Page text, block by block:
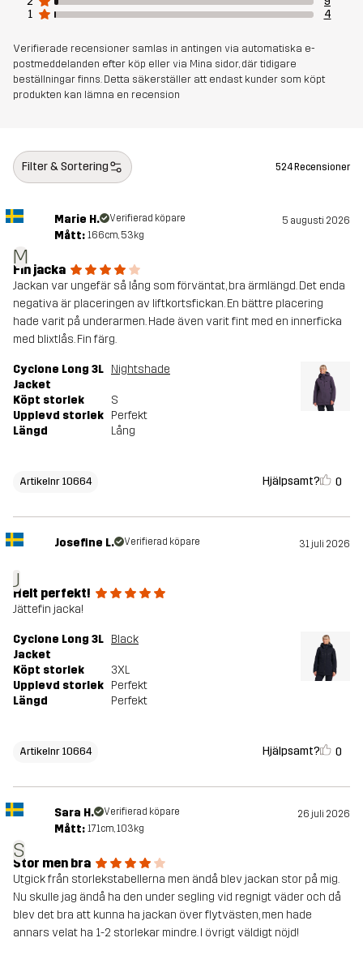
Andningsförmåga: 20 000 g/m²/24h
Vikt 819g i storlek M
Skapad för VANDRING
1
4
Verifierade recensioner samlas in antingen via automatiska e-
postmeddelanden efter köp eller via Mina sidor, där tidigare
beställningar finns. Detta säkerställer att endast kunder som köpt
produkten kan lämna en recension
Filter & Sortering 524 Recensioner
M
Marie H. Verifierad köpare 5 augusti 2026
Mått: 166cm, 53kg
Fin jacka
Jackan var ungefär så lång som förväntat, bra ärmlängd. Det enda
negativa är placeringen av liftkortsfickan. En bättre placering
hade varit på underarmen. Hade även varit fint med en innerficka
med blixtlås. Fin färg.
Cyclone Long 3L
Jacket
Nightshade
Köpt storlek
S
Upplevd storlek Perfekt
Längd
Lång
Artikelnr 10664 Hjälpsamt? 0
J
Josefine L. Verifierad köpare 31 juli 2026
Helt perfekt!
Jättefin jacka!
Cyclone Long 3L
Jacket
Black
Köpt storlek
3XL
Upplevd storlek Perfekt
Längd
Perfekt
Artikelnr 10664 Hjälpsamt? 0
S
Sara H. Verifierad köpare 26 juli 2026
Mått: 171cm, 103kg
Stor men bra
Utgick från storlekstabellerna men ändå blev jackan stor på mig.
Nu skulle jag ändå ha den under segling vid regnigt väder och då
blev det bra att kunna ha jackan över flytvästen, men hade
annars velat ha 1-2 storlekar mindre. I övrigt väldigt nöjd!